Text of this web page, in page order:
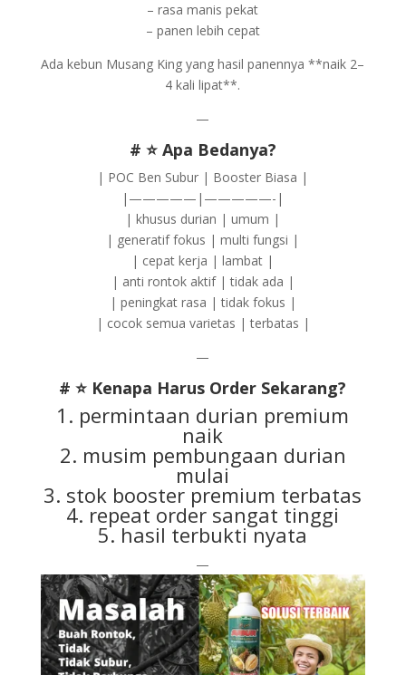
– rasa manis pekat
– panen lebih cepat
Ada kebun Musang King yang hasil panennya **naik 2–
4 kali lipat**.
—
# ⭐ Apa Bedanya?
| POC Ben Subur | Booster Biasa |
|—————|—————-|
| khusus durian | umum |
| generatif fokus | multi fungsi |
| cepat kerja | lambat |
| anti rontok aktif | tidak ada |
| peningkat rasa | tidak fokus |
| cocok semua varietas | terbatas |
—
# ⭐ Kenapa Harus Order Sekarang?
1. permintaan durian premium
naik
2. musim pembungaan durian
mulai
3. stok booster premium terbatas
4. repeat order sangat tinggi
5. hasil terbukti nyata
—